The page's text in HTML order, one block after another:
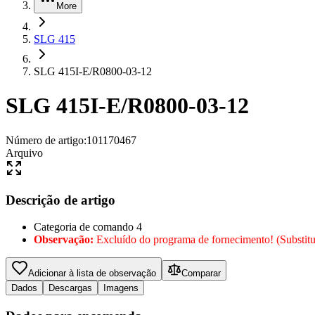
More
SLG 415
SLG 415I-E/R0800-03-12
SLG 415I-E/R0800-03-12
Número de artigo:101170467
Arquivo
Descrição de artigo
Categoria de comando 4
Observação: Excluído do programa de fornecimento!
Adicionar à lista de observação
Comparar
Dados
Descargas Imagens